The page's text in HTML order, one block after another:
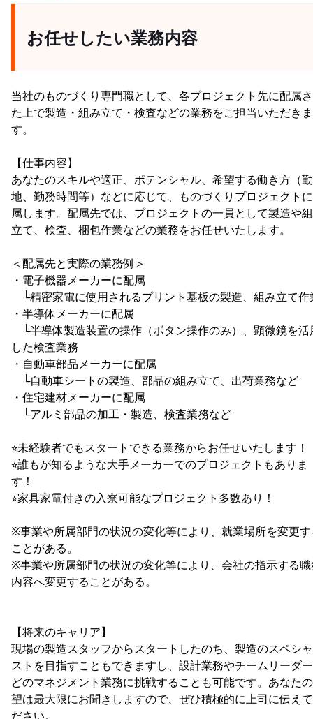
お任せしたい業務内容
当社のものづくり専門職として、各プロジェクト先に配属
た上で製造・組み立て・検査などの業務をご担当いただきま
す。
【仕事内容】
あなたのスキルや適正、ポテンシャル、希望する働き方（
地、勤務時間等）などに応じて、ものづくりプロジェクト
属します。配属先では、プロジェクトの一員として製造や
立て、検査、梱包作業などの業務をお任せいたします。
＜配属先と実際の業務例＞
・電子機器メーカーに配属
└精密家電に使用されるプリント基板の製造、組み立て作
・半導体メーカーに配属
└半導体製造装置の操作（ボタン操作のみ）、顕微鏡を活
した検査業務
・自動車部品メーカーに配属
└自動車シートの製造、部品の組み立て、出荷業務など
・住宅建材メーカーに配属
└アルミ部品の加工・製造、検査業務など
⭐︎未経験者でもスタートできる業務からお任せいたします！
⭐︎誰もが知るような大手メーカーでのプロジェクトもありま
す！
⭐︎家具家電付きの入寮可能なプロジェクト多数あり！
※事業や所属部門の状況の変化等により、就業場所を変更
ことがある。
※事業や所属部門の状況の変化等により、会社の指示する
内容へ変更することがある。
【将来のキャリア】
現場の製造スタッフからスタートしたのち、製造のスペシ
ストを目指すこともできますし、設計業務やチームリーダ
どのマネジメント業務に挑戦することも可能です。あなた
望は最大限にお聞きしますので、ぜひ積極的に上司に伝え
ださい。